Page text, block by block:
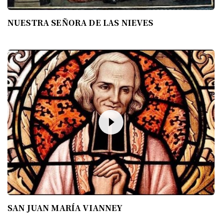
NUESTRA SEÑORA DE LAS NIEVES
SAN JUAN MARÍA VIANNEY